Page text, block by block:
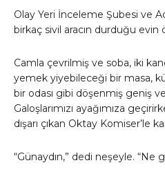
Olay Yeri İnceleme Şubesi ve
birkaç sivil aracın durduğu evin
Camla çevrilmiş ve soba, iki
yemek yiyebileceği bir masa,
bir odası gibi döşenmiş geniş
Galoşlarımızı ayağımıza
dışarı çıkan Oktay Komiser’le
“Günaydın,” dedi neşeyle. “Ne